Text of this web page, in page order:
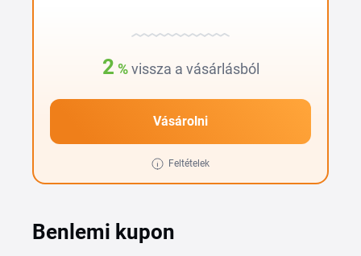
2 % vissza a vásárlásból
Vásárolni
Feltételek
Benlemi kupon